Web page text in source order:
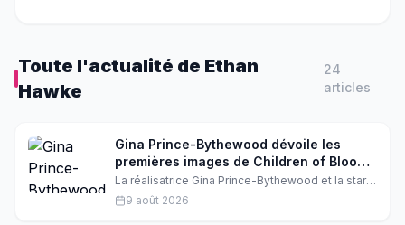
Toute l'actualité de Ethan
Hawke
24
articles
Gina Prince-Bythewood dévoile les
premières images de Children of Blood
and Bone au MVAAFF
La réalisatrice Gina Prince-Bythewood et la star
Thuso Mbedu ont présenté en avant-première
des extraits inédits de 'Children of Blood and
9 août 2026